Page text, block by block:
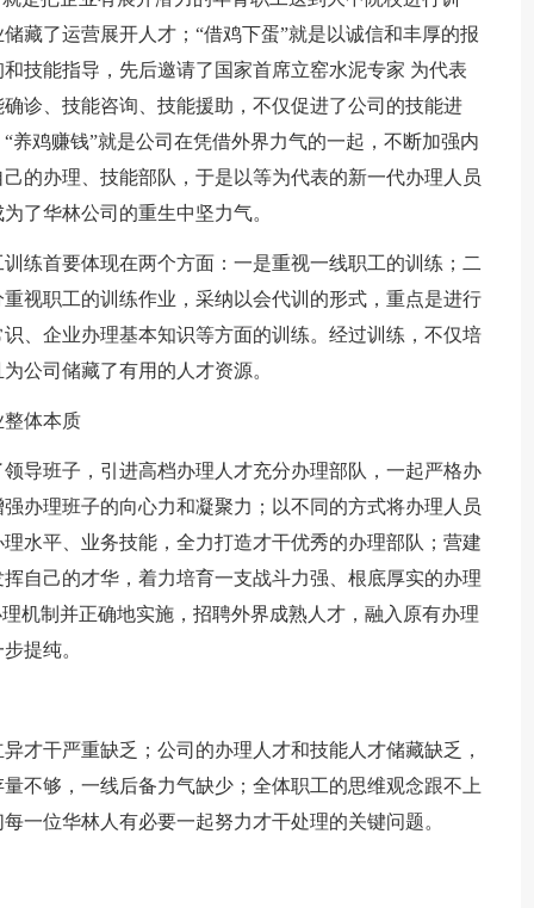
藏了运营展开人才；“借鸡下蛋”就是以诚信和丰厚的报
技能指导，先后邀请了国家首席立窑水泥专家 为代表
诊、技能咨询、技能援助，不仅促进了公司的技能进
鸡赚钱”就是公司在凭借外界力气的一起，不断加强内
的办理、技能部队，于是以等为代表的新一代办理人员
了华林公司的重生中坚力气。
练首要体现在两个方面：一是重视一线职工的训练；二
视职工的训练作业，采纳以会代训的形式，重点是进行
、企业办理基本知识等方面的训练。经过训练，不仅培
公司储藏了有用的人才资源。
体本质
导班子，引进高档办理人才充分办理部队，一起严格办
办理班子的向心力和凝聚力；以不同的方式将办理人员
水平、业务技能，全力打造才干优秀的办理部队；营建
自己的才华，着力培育一支战斗力强、根底厚实的办理
机制并正确地实施，招聘外界成熟人才，融入原有办理
提纯。
才干严重缺乏；公司的办理人才和技能人才储藏缺乏，
不够，一线后备力气缺少；全体职工的思维观念跟不上
一位华林人有必要一起努力才干处理的关键问题。